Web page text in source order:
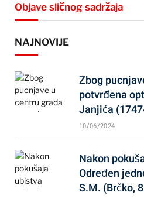
Objave sličnog sadržaja
NAJNOVIJE
Zbog
potvrđena
Janjića
10/06/2024
Nakon
Određen
S.M. (Brčko,